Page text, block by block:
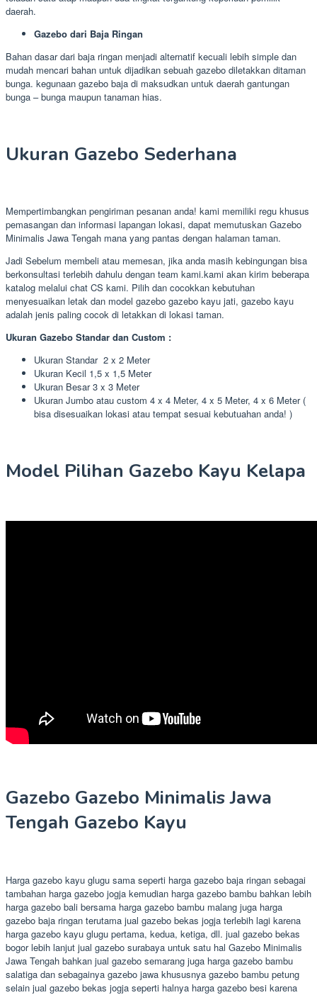
daerah.
Gazebo dari Baja Ringan
Bahan dasar dari baja ringan menjadi alternatif kecuali lebih simple dan
mudah mencari bahan untuk dijadikan sebuah gazebo diletakkan ditaman
bunga. kegunaan gazebo baja di maksudkan untuk daerah gantungan
bunga – bunga maupun tanaman hias.
Ukuran Gazebo Sederhana
Mempertimbangkan pengiriman pesanan anda! kami memiliki regu khusus
pemasangan dan informasi lapangan lokasi, dapat memutuskan Gazebo
Minimalis Jawa Tengah mana yang pantas dengan halaman taman.
Jadi Sebelum membeli atau memesan, jika anda masih kebingungan bisa
berkonsultasi terlebih dahulu dengan team kami.kami akan kirim beberapa
katalog melalui chat CS kami. Pilih dan cocokkan kebutuhan
menyesuaikan letak dan model gazebo gazebo kayu jati, gazebo kayu
adalah jenis paling cocok di letakkan di lokasi taman.
Ukuran Gazebo Standar dan Custom :
Ukuran Standar 2 x 2 Meter
Ukuran Kecil 1,5 x 1,5 Meter
Ukuran Besar 3 x 3 Meter
Ukuran Jumbo atau custom 4 x 4 Meter, 4 x 5 Meter, 4 x 6 Meter (
bisa disesuaikan lokasi atau tempat sesuai kebutuahan anda! )
Model Pilihan Gazebo Kayu Kelapa
Gazebo Gazebo Minimalis Jawa
Tengah Gazebo Kayu
Harga gazebo kayu glugu sama seperti harga gazebo baja ringan sebagai
tambahan harga gazebo jogja kemudian harga gazebo bambu bahkan lebih
harga gazebo bali bersama harga gazebo bambu malang juga harga
gazebo baja ringan terutama jual gazebo bekas jogja terlebih lagi karena
harga gazebo kayu glugu pertama, kedua, ketiga, dll. jual gazebo bekas
bogor lebih lanjut jual gazebo surabaya untuk satu hal Gazebo Minimalis
Jawa Tengah bahkan jual gazebo semarang juga harga gazebo bambu
salatiga dan sebagainya gazebo jawa khususnya gazebo bambu petung
selain jual gazebo bekas jogja seperti halnya harga gazebo besi karena